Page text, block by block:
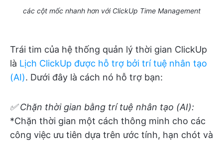
các cột mốc nhanh hơn với ClickUp Time Management
Trái tim của hệ thống quản lý thời gian ClickUp
là Lịch ClickUp được hỗ trợ bởi trí tuệ nhân tạo
(AI). Dưới đây là cách nó hỗ trợ bạn:
✅ Chặn thời gian bằng trí tuệ nhân tạo (AI):
*Chặn thời gian một cách thông minh cho các
công việc ưu tiên dựa trên ước tính, hạn chót và